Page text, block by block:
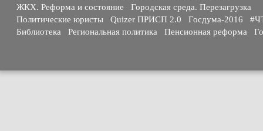
ЖКХ. Реформа и состояние
Городская среда. Перезагрузка
Политические юристы
Quizer ПРИСП 2.0 Госдума-2016
Библиотека
Региональная политика Пенсионная реформа